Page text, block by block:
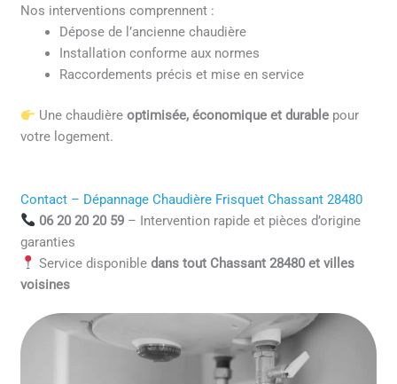
Nos interventions comprennent :
Dépose de l’ancienne chaudière
Installation conforme aux normes
Raccordements précis et mise en service
Une chaudière optimisée, économique et durablepour
votre logement.
Contact – Dépannage Chaudière Frisquet Chassant 28480
06 20 20 20 59– Intervention rapide et pièces d’origine
garanties
Service disponible dans tout Chassant 28480 et villes
voisines